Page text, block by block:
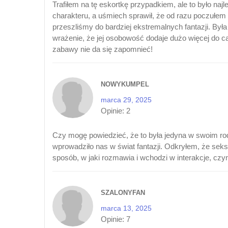
Trafiłem na tę eskortkę przypadkiem, ale to było
charakteru, a uśmiech sprawił, że od razu
przeszliśmy do bardziej ekstremalnych fantazji.
wrażenie, że jej osobowość dodaje dużo więcej do
zabawy nie da się zapomnieć!
NOWYKUMPEL
marca 29, 2025
Opinie: 2
Czy mogę powiedzieć, że to była jedyna w swoim
wprowadziło nas w świat fantazji. Odkryłem, że
sposób, w jaki rozmawia i wchodzi w interakcje,
SZALONYFAN
marca 13, 2025
Opinie: 7